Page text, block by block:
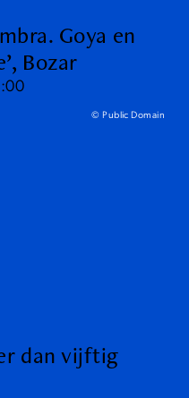
Goya en
Bozar
© Public Domain
dan vijftig